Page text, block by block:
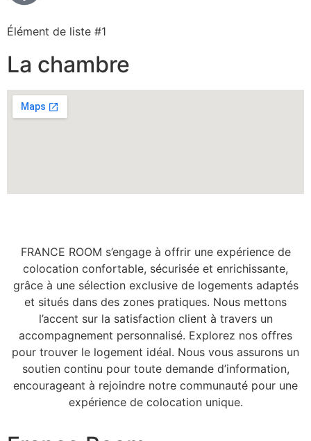
Élément de liste #1
La chambre
FRANCE ROOM s’engage à offrir une expérience de
colocation confortable, sécurisée et enrichissante,
grâce à une sélection exclusive de logements adaptés
et situés dans des zones pratiques. Nous mettons
l’accent sur la satisfaction client à travers un
accompagnement personnalisé. Explorez nos offres
pour trouver le logement idéal. Nous vous assurons un
soutien continu pour toute demande d’information,
encourageant à rejoindre notre communauté pour une
expérience de colocation unique.